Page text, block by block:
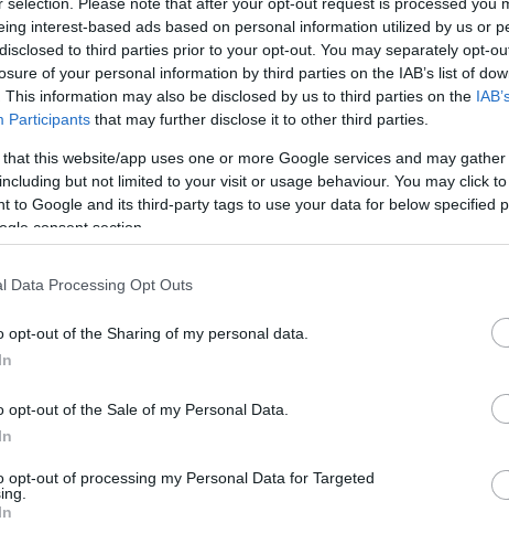
selection. Please note that after your opt-out request is processed you
interest-based ads based on personal information utilized by us or
to third parties prior to your opt-out. You may separately opt-
of your personal information by third parties on the IAB’s list of
This information may also be disclosed by us to third parties on the
Participants that may further disclose it to other third parties.
that this website/app uses one or more Google services and may
but not limited to your visit or usage behaviour. You may click
to Google and its third-party tags to use your data for below specified
consent section.
Data Processing Opt Outs
opt-out of the Sharing of my personal data.
opt-out of the Sale of my Personal Data.
opt-out of processing my Personal Data for Targeted
el a motoros bűnözőn, de Laura
állt elő, amire egyik férfi sem